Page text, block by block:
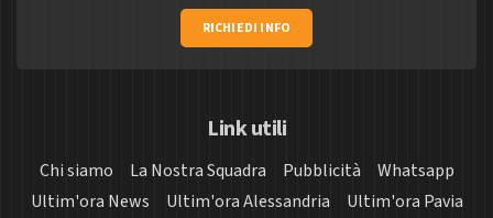
RICHIEDI INFO
Link utili
Chi siamo La Nostra Squadra Pubblicità
Whatsapp
Ultim'ora News
Ultim'ora Alessandria
Ultim'ora Pavia